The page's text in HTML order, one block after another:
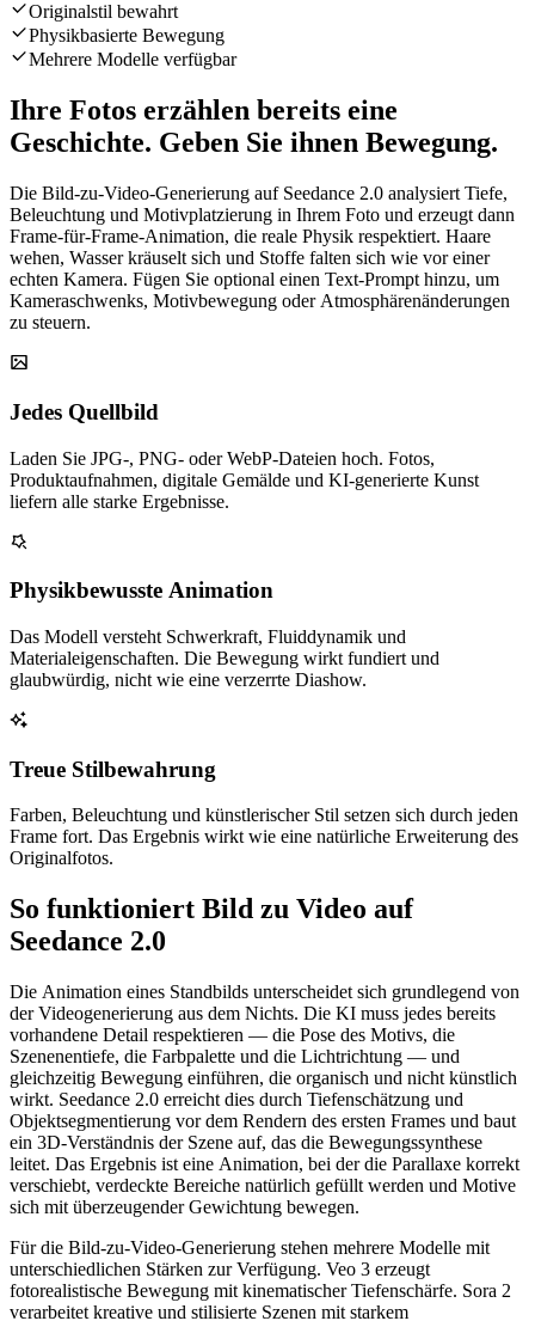
Originalstil bewahrt
Physikbasierte Bewegung
Mehrere Modelle verfügbar
Ihre Fotos erzählen bereits eine
Geschichte. Geben Sie ihnen Bewegung.
Die Bild-zu-Video-Generierung auf Seedance 2.0 analysiert Tiefe,
Beleuchtung und Motivplatzierung in Ihrem Foto und erzeugt dann
Frame-für-Frame-Animation, die reale Physik respektiert. Haare
wehen, Wasser kräuselt sich und Stoffe falten sich wie vor einer
echten Kamera. Fügen Sie optional einen Text-Prompt hinzu, um
Kameraschwenks, Motivbewegung oder Atmosphärenänderungen
zu steuern.
Jedes Quellbild
Laden Sie JPG-, PNG- oder WebP-Dateien hoch. Fotos,
Produktaufnahmen, digitale Gemälde und KI-generierte Kunst
liefern alle starke Ergebnisse.
Physikbewusste Animation
Das Modell versteht Schwerkraft, Fluiddynamik und
Materialeigenschaften. Die Bewegung wirkt fundiert und
glaubwürdig, nicht wie eine verzerrte Diashow.
Treue Stilbewahrung
Farben, Beleuchtung und künstlerischer Stil setzen sich durch jeden
Frame fort. Das Ergebnis wirkt wie eine natürliche Erweiterung des
Originalfotos.
So funktioniert Bild zu Video auf
Seedance 2.0
Die Animation eines Standbilds unterscheidet sich grundlegend von
der Videogenerierung aus dem Nichts. Die KI muss jedes bereits
vorhandene Detail respektieren — die Pose des Motivs, die
Szenenentiefe, die Farbpalette und die Lichtrichtung — und
gleichzeitig Bewegung einführen, die organisch und nicht künstlich
wirkt. Seedance 2.0 erreicht dies durch Tiefenschätzung und
Objektsegmentierung vor dem Rendern des ersten Frames und baut
ein 3D-Verständnis der Szene auf, das die Bewegungssynthese
leitet. Das Ergebnis ist eine Animation, bei der die Parallaxe korrekt
verschiebt, verdeckte Bereiche natürlich gefüllt werden und Motive
sich mit überzeugender Gewichtung bewegen.
Für die Bild-zu-Video-Generierung stehen mehrere Modelle mit
unterschiedlichen Stärken zur Verfügung. Veo 3 erzeugt
fotorealistische Bewegung mit kinematischer Tiefenschärfe. Sora 2
verarbeitet kreative und stilisierte Szenen mit starkem